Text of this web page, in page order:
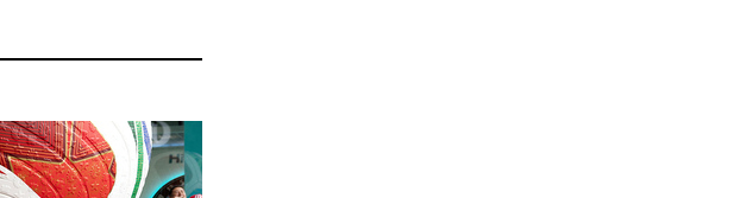
области погиб
14:54В Аргентине умер
Лионеля